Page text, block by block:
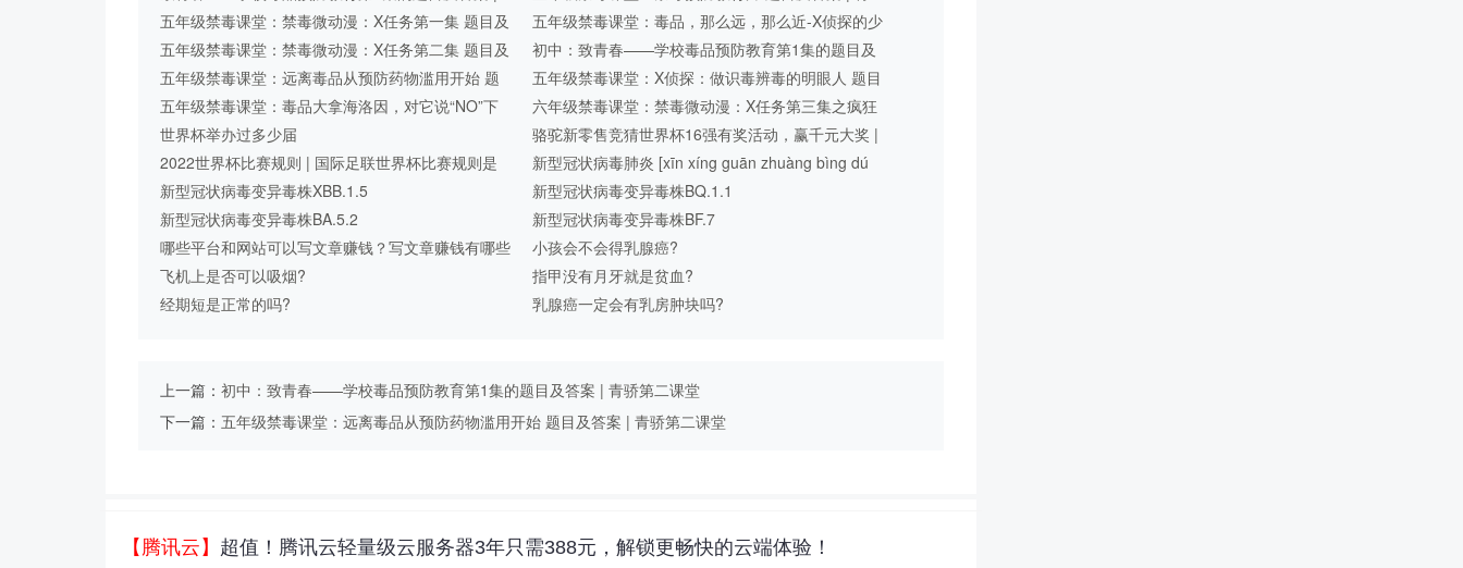
青骄第二课堂
骄第二课堂
五年级禁毒课堂：禁毒微动漫：X任务第一集 题目及
答案 | 青骄第二课堂
五年级禁毒课堂：毒品，那么远，那么近-X侦探的少
年往事 题目及答案 | 青骄第二课堂
五年级禁毒课堂：禁毒微动漫：X任务第二集 题目及
答案 | 青骄第二课堂
初中：致青春——学校毒品预防教育第1集的题目及
答案 | 青骄第二课堂
五年级禁毒课堂：远离毒品从预防药物滥用开始 题
目及答案 | 青骄第二课堂
五年级禁毒课堂：X侦探：做识毒辨毒的明眼人 题目
及答案 | 青骄第二课堂
五年级禁毒课堂：毒品大拿海洛因，对它说“NO”下
决心 题目及答案 | 青骄第二课堂
六年级禁毒课堂：禁毒微动漫：X任务第三集之疯狂
的暗夜 题目及答案 | 青骄第二课堂
世界杯举办过多少届
骆驼新零售竞猜世界杯16强有奖活动，赢千元大奖 |
11月27日截止
2022世界杯比赛规则 | 国际足联世界杯比赛规则是
怎么样
新型冠状病毒肺炎 [xīn xíng guān zhuàng bìng dú
fèi yán]
新型冠状病毒变异毒株XBB.1.5
新型冠状病毒变异毒株BQ.1.1
新型冠状病毒变异毒株BA.5.2
新型冠状病毒变异毒株BF.7
哪些平台和网站可以写文章赚钱？写文章赚钱有哪些
技巧？
小孩会不会得乳腺癌?
飞机上是否可以吸烟?
指甲没有月牙就是贫血?
经期短是正常的吗?
乳腺癌一定会有乳房肿块吗?
上一篇： 初中：致青春——学校毒品预防教育第1集的题目及答案 | 青骄第二课堂
下一篇： 五年级禁毒课堂：远离毒品从预防药物滥用开始 题目及答案 | 青骄第二课堂
【腾讯云】 超值！腾讯云轻量级云服务器3年只需388元，解锁更畅快的云端体验！